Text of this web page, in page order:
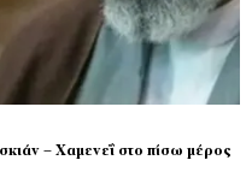
– Χαμενεΐ στο πίσω μέρος